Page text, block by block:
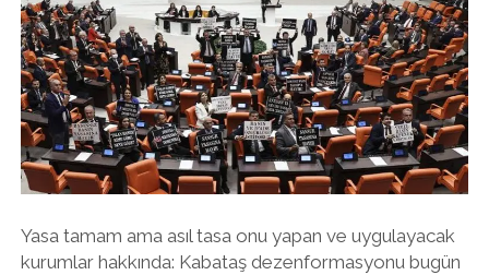
Yasa tamam ama asıl tasa onu yapan ve uygulayacak
kurumlar hakkında: Kabataş dezenformasyonu bugün